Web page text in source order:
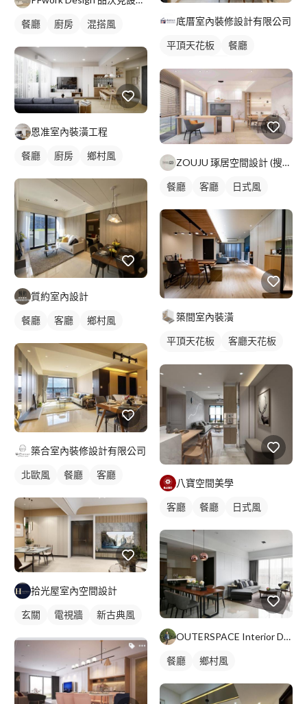
餐廳 廚房 混搭風
恩准室內裝潢工程
餐廳 廚房 鄉村風
質約室內設計
餐廳 客廳 鄉村風
築合室內裝修設計有限公司
北歐風 餐廳 客廳
拾光屋室內空間設計
玄關 電視牆 新古典風
底厝室內裝修設計有限公司
平頂天花板
餐廳
全室照明設計
客廳燈光設計
ZOUJU 琢居空間設計 (搜尋FB
餐廳 客廳 日式風
築間室內裝潢
平頂天花板
客廳天花板
全室照明設計
客廳燈光設計
八寶空間美學
客廳 餐廳 日式風
OUTERSPACE Interior Design
餐廳 鄉村風